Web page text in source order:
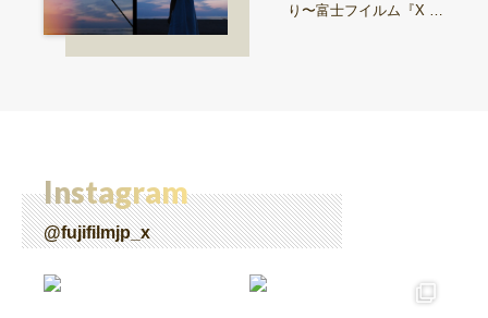
り〜富士フイルム『X ha
Instagram
@fujifilmjp_x